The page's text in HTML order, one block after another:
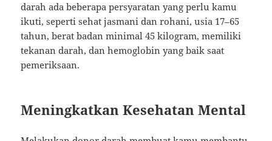
darah ada beberapa persyaratan yang perlu kamu
ikuti, seperti sehat jasmani dan rohani, usia 17–65
tahun, berat badan minimal 45 kilogram, memiliki
tekanan darah, dan hemoglobin yang baik saat
pemeriksaan.
Meningkatkan Kesehatan Mental